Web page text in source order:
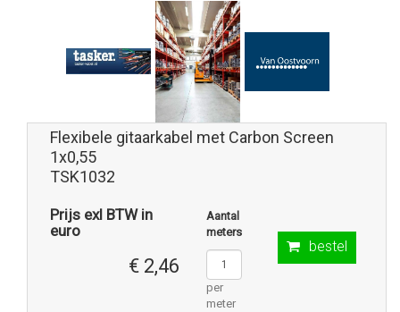
Flexibele gitaarkabel met Carbon Screen
1x0,55
TSK1032
Prijs exl BTW in
euro
€ 2,46
Aantal
meters
per
meter
bestel